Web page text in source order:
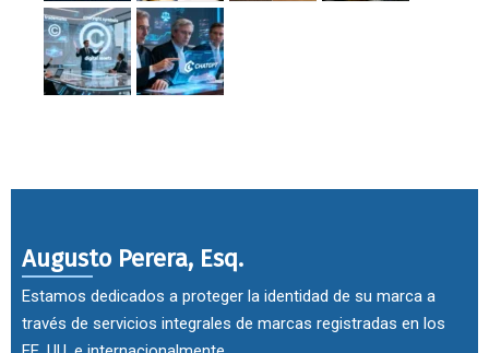
Augusto Perera, Esq.
Estamos dedicados a proteger la identidad de su marca a
través de servicios integrales de marcas registradas en los